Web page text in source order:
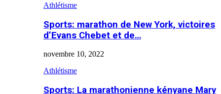
Athlétisme
Sports: marathon de New York, victoires
d’Evans Chebet et de…
novembre 10, 2022
Athlétisme
Sports: La marathonienne kényane Mary